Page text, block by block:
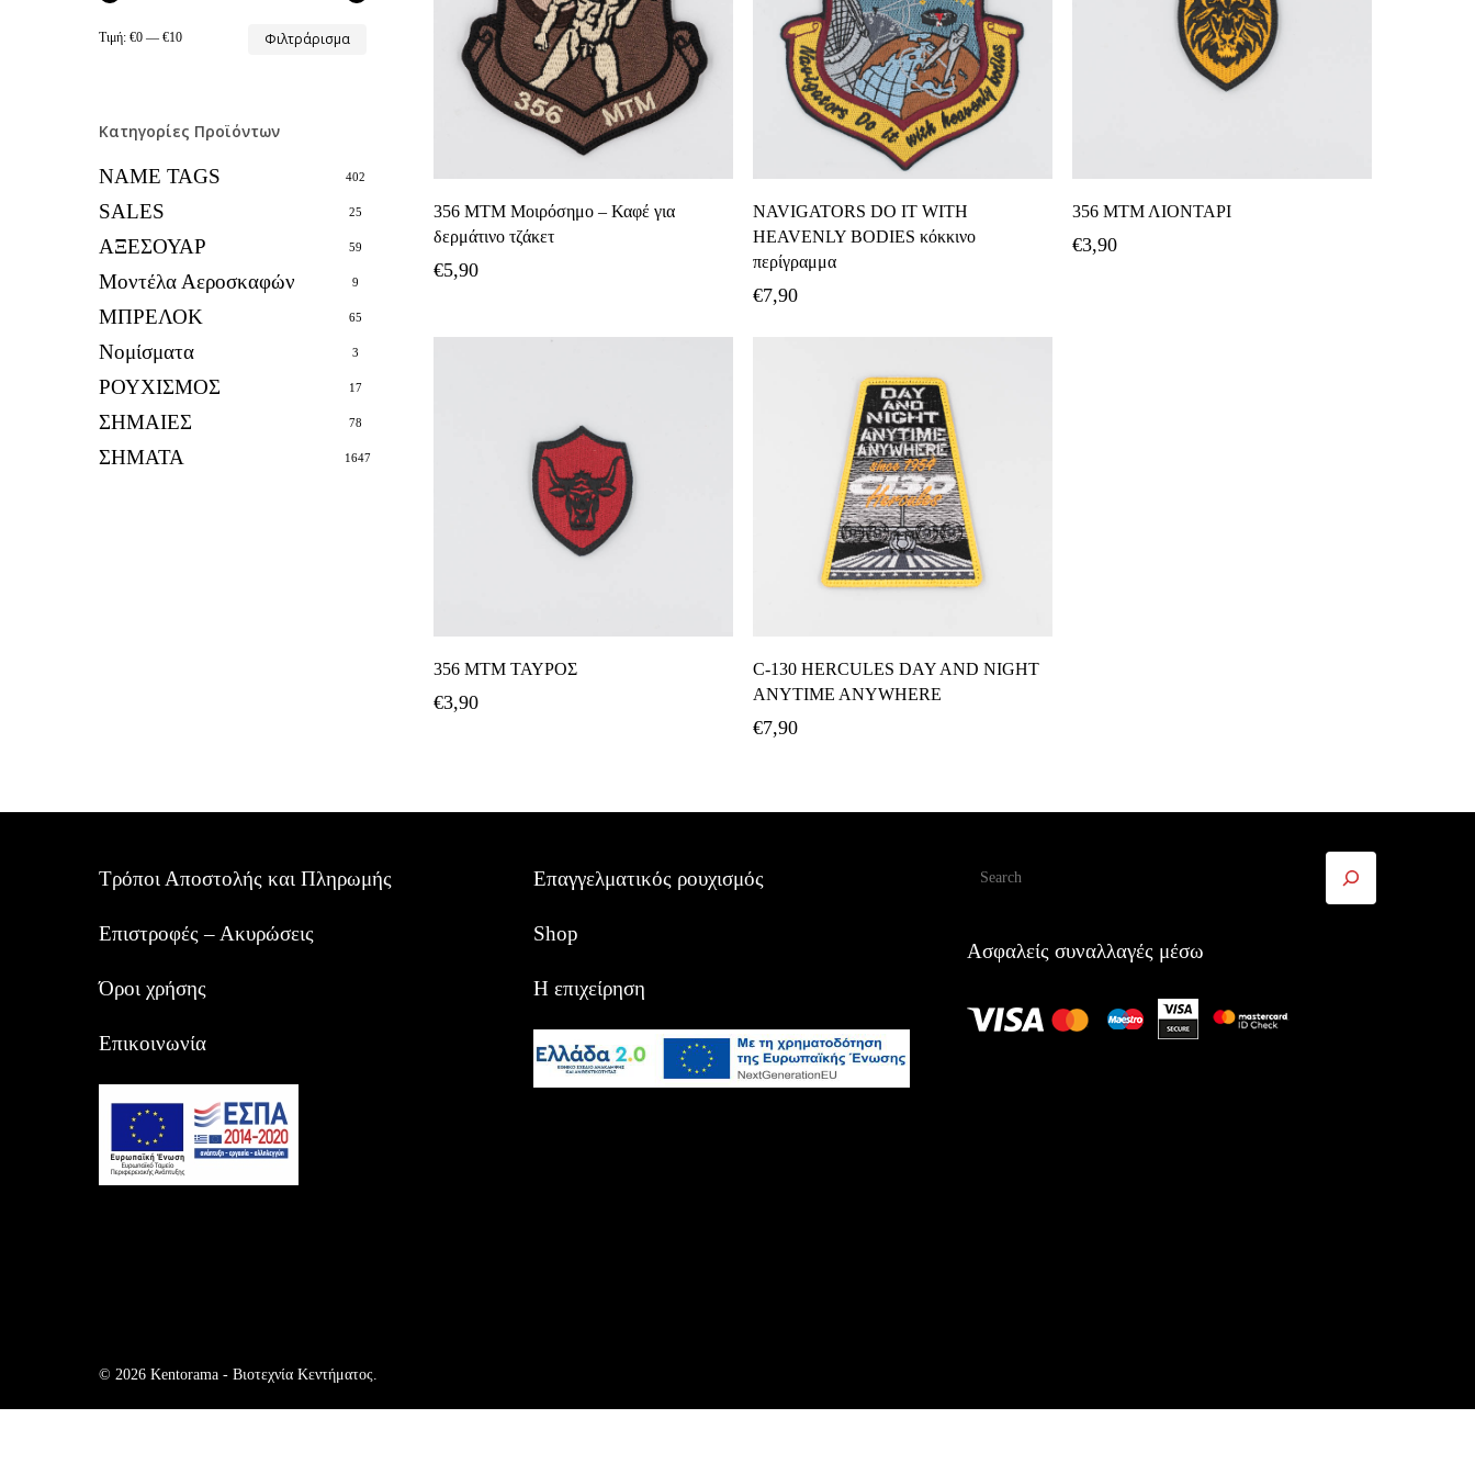
Φιλτράρισμα
Τιμή: €0 — €10
Κατηγορίες Προϊόντων
NAME TAGS 402
SALES 25
ΑΞΕΣΟΥΑΡ 59
Μοντέλα Αεροσκαφών 9
ΜΠΡΕΛΟΚ 65
Νομίσματα 3
ΡΟΥΧΙΣΜΟΣ 17
ΣΗΜΑΙΕΣ 78
ΣΗΜΑΤΑ 1647
Διαβάστε Περισσότερα
356 ΜΤΜ Μοιρόσημο – Καφέ για
δερμάτινο τζάκετ
€5,90
NAVIGATORS DO IT WITH
HEAVENLY BODIES κόκκινο
περίγραμμα
€7,90
356 ΜΤΜ ΛΙΟΝΤΑΡΙ
€3,90
356 ΜΤΜ ΤΑΥΡΟΣ
€3,90
C-130 HERCULES DAY AND NIGHT
ANYTIME ANYWHERE
€7,90
Τρόποι Αποστολής και Πληρωμής
Επιστροφές – Ακυρώσεις
Όροι χρήσης
Επικοινωνία
Επαγγελματικός ρουχισμός
Shop
Η επιχείρηση
Ασφαλείς συναλλαγές μέσω
© 2026 Kentorama - Bιοτεχνία Kεντήματος.